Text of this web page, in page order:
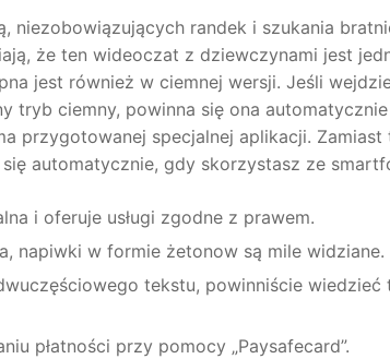
niezobowiązujących randek i szukania
że ten wideoczat z dziewczynami jest
jest również w ciemnej wersji. Jeśli
tryb ciemny, powinna się ona automatycznie
przygotowanej specjalnej aplikacji. Zamiast
automatycznie, gdy skorzystasz ze
i oferuje usługi zgodne z prawem.
napiwki w formie żetonow są mile widziane.
tekstu, powinniście wiedzieć
płatności przy pomocy „Paysafecard”.